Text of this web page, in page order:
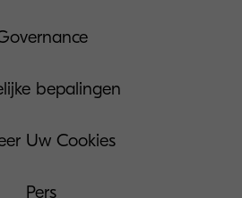
bepalingen
Uw Cookies
Pers